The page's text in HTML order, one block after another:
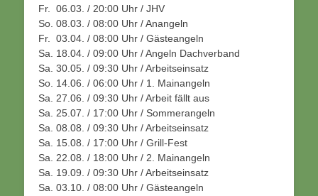
Fr. 06.03. / 20:00 Uhr / JHV
So. 08.03. / 08:00 Uhr / Anangeln
Fr. 03.04. / 08:00 Uhr / Gästeangeln
Sa. 18.04. / 09:00 Uhr / Angeln Dachverband
Sa. 30.05. / 09:30 Uhr / Arbeitseinsatz
So. 14.06. / 06:00 Uhr / 1. Mainangeln
Sa. 27.06. / 09:30 Uhr / Arbeit fällt aus
Sa. 25.07. / 17:00 Uhr / Sommerangeln
Sa. 08.08. / 09:30 Uhr / Arbeitseinsatz
Sa. 15.08. / 17:00 Uhr / Grill-Fest
Sa. 22.08. / 18:00 Uhr / 2. Mainangeln
Sa. 19.09. / 09:30 Uhr / Arbeitseinsatz
Sa. 03.10. / 08:00 Uhr / Gästeangeln